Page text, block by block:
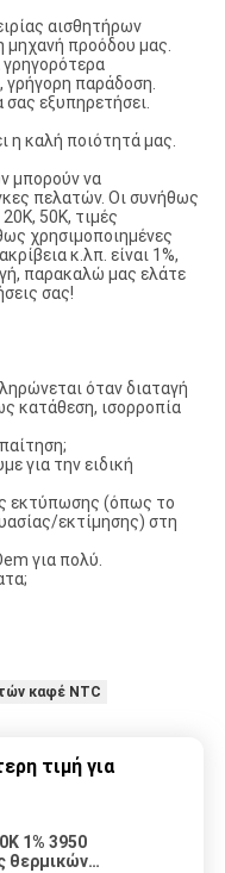
αισθητήρων
μηχανή προόδου μας.
γρηγορότερα
γρήγορη παράδοση.
σας εξυπηρετήσει.
η καλή ποιότητά μας.
μπορούν να
πελατών. Οι συνήθως
50K, τιμές
χρησιμοποιημένες
κ.λπ. είναι 1%,
παρακαλώ μας ελάτε
σας!
όταν διαταγή
κατάθεση, ισορροπία
για την ειδική
εκτύπωσης (όπως το
εκτίμησης) στη
για πολύ.
καφέ NTC
τιμή για
1% 3950
θερμικών